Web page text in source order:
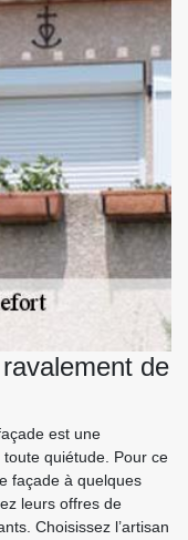
de
est une
quiétude. Pour ce
façade à quelques
leurs offres de
Choisissez l’artisan